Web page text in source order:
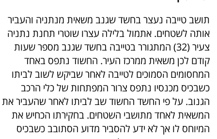
תושב טייבה נעצר בחשד שגנב משאית מנתניה והעביר
אותה לשטחים. אתמול בלילה עצרו שוטרי תחנת נתניה
צעיר (32) המתגורר בטייבה בחשד שגנב מספר שעות
קודם לכן משאית ממרכז העיר. החשוד נתפס באחד
המחסומים הסמוכים לטייבה לאחר שביקש לשוב לביתו
כשבכיס מכנסיו נתפס צרור המפתחות של כלי הרכב
הגנוב. על פי החשד החשוד שב לביתו לאחר שהעביר את
המשאית לאחד מתושבי השטחים. בחקירתו הכחיש את
המיוחס לו אך לא ידע להסביר מדוע הסתובב כשבכיס